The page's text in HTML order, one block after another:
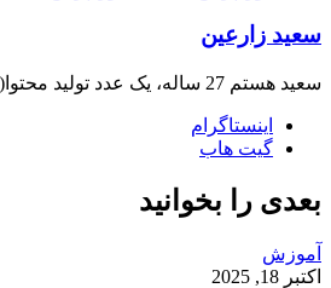
سعید زارعین
سعید هستم 27 ساله، یک عدد تولید محتوا(ئر) خلاق :)))
اینستاگرام
گیت ‌هاب
بعدی را بخوانید
آموزش
اکتبر 18, 2025